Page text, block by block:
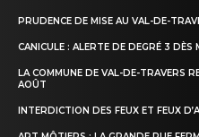
PRUDENCE DE MISE AU VAL-DE-
CANICULE : ALERTE DE DEGRÉ 3 DÈS
LA COMMUNE DE VAL-DE-TRAVERS
AOÛT
INTERDICTION DES FEUX ET FEUX